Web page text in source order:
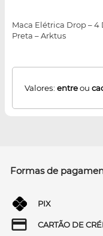
Maca Elétrica Drop – 4
Preta – Arktus
Valores: entreou
Formas de
PIX
CARTÃO DE